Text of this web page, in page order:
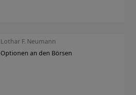
Lothar F. Neumann
Optionen an den Börsen